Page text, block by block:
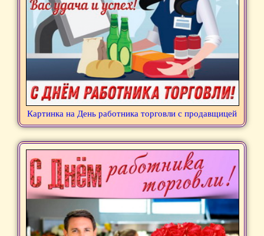
Картинка на День работника торговли с продавщицей